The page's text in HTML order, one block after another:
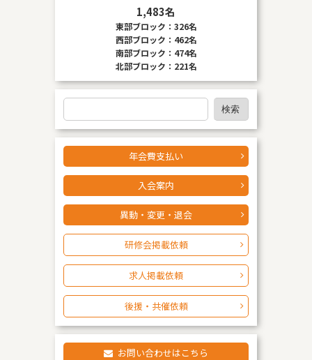
1,483名
東部ブロック：326名
西部ブロック：462名
南部ブロック：474名
北部ブロック：221名
検
索
検索
年会費支払い
入会案内
異動・変更・退会
研修会掲載依頼
求人掲載依頼
後援・共催依頼
お問い合わせはこちら